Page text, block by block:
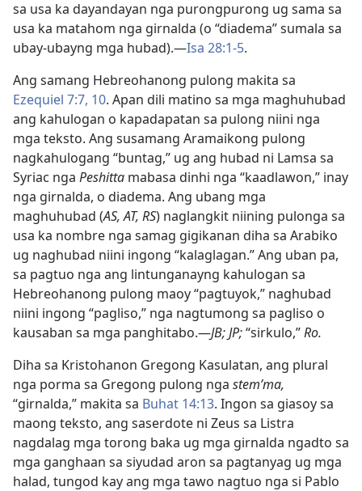
sa usa ka dayandayan nga purongpurong ug sama sa
usa ka matahom nga girnalda (o “diadema” sumala sa
ubay-ubayng mga hubad).​—Isa 28:1-5.
Ang samang Hebreohanong pulong makita sa
Ezequiel 7:​7, 10. Apan dili matino sa mga maghuhubad
ang kahulogan o kapadapatan sa pulong niini nga
mga teksto. Ang susamang Aramaikong pulong
nagkahulogang “buntag,” ug ang hubad ni Lamsa sa
Syriac nga Peshitta mabasa dinhi nga “kaadlawon,” inay
nga girnalda, o diadema. Ang ubang mga
maghuhubad (AS, AT, RS) naglangkit niining pulonga sa
usa ka nombre nga samag gigikanan diha sa Arabiko
ug naghubad niini ingong “kalaglagan.” Ang uban pa,
sa pagtuo nga ang lintunganayng kahulogan sa
Hebreohanong pulong maoy “pagtuyok,” naghubad
niini ingong “pagliso,” nga nagtumong sa pagliso o
kausaban sa mga panghitabo.​—JB; JP;“sirkulo,”Ro.
Diha sa Kristohanon Gregong Kasulatan, ang plural
nga porma sa Gregong pulong nga stemʹma,
“girnalda,” makita sa Buhat 14:13. Ingon sa giasoy sa
maong teksto, ang saserdote ni Zeus sa Listra
nagdalag mga torong baka ug mga girnalda ngadto sa
mga ganghaan sa siyudad aron sa pagtanyag ug mga
halad, tungod kay ang mga tawo nagtuo nga si Pablo